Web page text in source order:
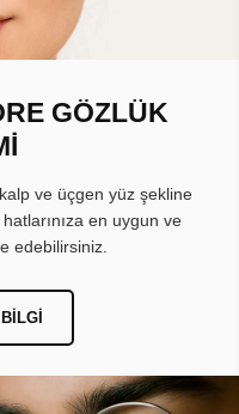
GÖZLÜK
ve üçgen yüz şekline
en uygun ve
edebilirsiniz.